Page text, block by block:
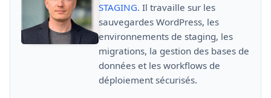
STAGING. Il travaille sur les
sauvegardes WordPress, les
environnements de staging, les
migrations, la gestion des bases de
données et les workflows de
déploiement sécurisés.